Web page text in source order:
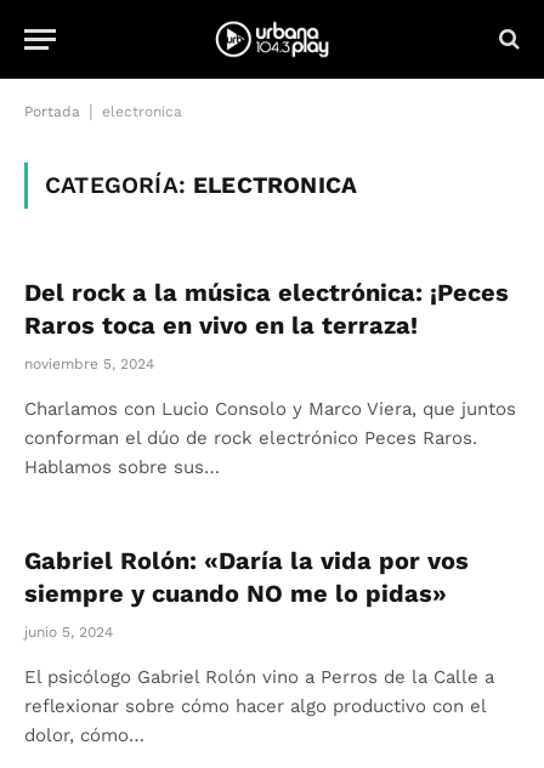
Portada electronica
CATEGORÍA: ELECTRONICA
Del rock a la música electrónica: ¡Peces
Raros toca en vivo en la terraza!
noviembre 5, 2024
Charlamos con Lucio Consolo y Marco Viera, que juntos
conforman el dúo de rock electrónico Peces Raros.
Hablamos sobre sus…
Gabriel Rolón: «Daría la vida por vos
siempre y cuando NO me lo pidas»
junio 5, 2024
El psicólogo Gabriel Rolón vino a Perros de la Calle a
reflexionar sobre cómo hacer algo productivo con el
dolor, cómo…